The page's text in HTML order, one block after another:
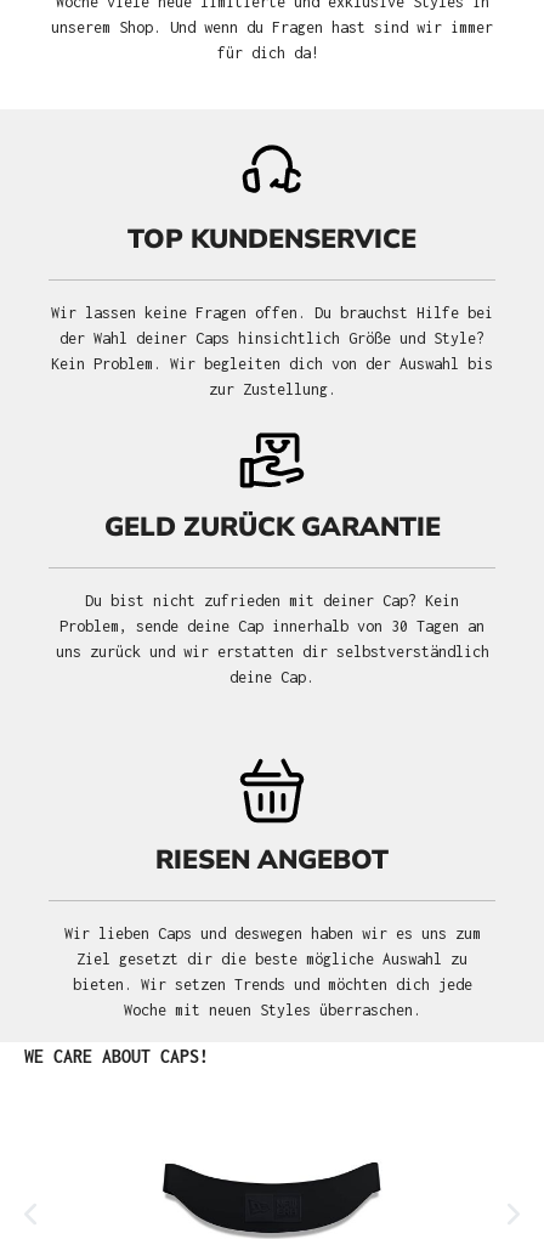
unserem Shop. Und wenn du Fragen hast sind wir immer
für dich da!
TOP KUNDENSERVICE
Wir lassen keine Fragen offen. Du brauchst Hilfe bei
der Wahl deiner Caps hinsichtlich Größe und Style?
Kein Problem. Wir begleiten dich von der Auswahl bis
zur Zustellung.
GELD ZURÜCK GARANTIE
Du bist nicht zufrieden mit deiner Cap? Kein
Problem, sende deine Cap innerhalb von 30 Tagen an
uns zurück und wir erstatten dir selbstverständlich
deine Cap.
RIESEN ANGEBOT
Wir lieben Caps und deswegen haben wir es uns zum
Ziel gesetzt dir die beste mögliche Auswahl zu
bieten. Wir setzen Trends und möchten dich jede
Woche mit neuen Styles überraschen.
Produktgalerie überspringen
WE CARE ABOUT CAPS!